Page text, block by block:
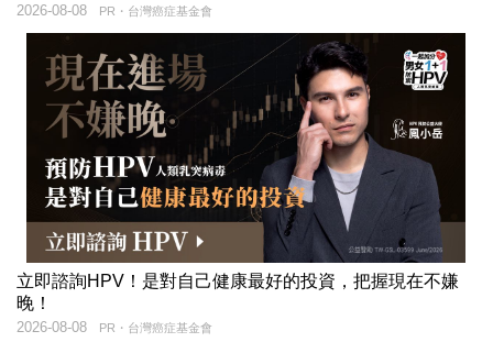
PR・台灣癌症基金會
2026-08-08
立即諮詢HPV！是對自己健康最好的投資，把握現在不嫌
晚！
PR・台灣癌症基金會
2026-08-08